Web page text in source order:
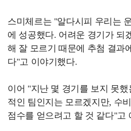
스미체르는 "알다시피 우리는
에 성공했다. 어려운 경기가 되
해 잘 모르기 때문에 추첨 결과
다"고 이야기했다.
이어 "지난 몇 경기를 보지 못했
적인 팀인지는 모르겠지만, 수
점수를 얻으려고 할 것 같다"고